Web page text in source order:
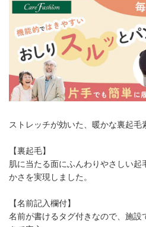
ストレッチが効いた、暖かな裏起毛
【裏起毛】
肌に当たる面にふんわりやさしい
かさを実現しました。
【名前記入欄付】
名前が書けるタグ付きなので、施設